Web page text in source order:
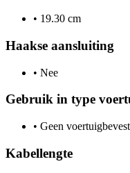
• 19.30 cm
Haakse aansluiting
• Nee
Gebruik in type
• Geen
Kabellengte